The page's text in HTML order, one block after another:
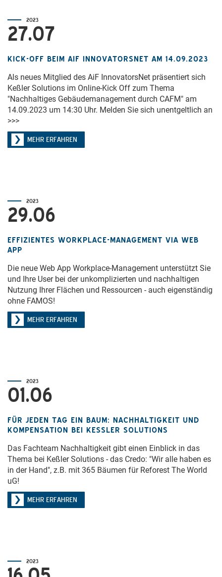
2023
27.07
KICK-OFF BEIM AIF INNOVATORSNET AM 14.09.2023
Als neues Mitglied des AiF InnovatorsNet präsentiert sich
Keßler Solutions im Online-Kick Off zum Thema
"Nachhaltiges Gebäudemanagement durch CAFM" am
14.09.2023 um 14:30 Uhr. Melden Sie sich unentgeltlich an
>>>
MEHR ERFAHREN
2023
29.06
EFFIZIENTES WORKPLACE-MANAGEMENT VIA WEB
APP
Die neue Web App Workplace-Management unterstützt Sie
und Ihre User bei der unkomplizierten und nachhaltigen
Nutzung Ihrer Flächen und Ressourcen - auch eigenständig
ohne FAMOS!
MEHR ERFAHREN
2023
01.06
FÜR JEDEN TAG EIN BAUM: NACHHALTIGKEIT UND
KOMPENSATION BEI KESSLER SOLUTIONS
Das Fachteam Nachhaltigkeit gibt einen Einblick in das
Thema bei Keßler Solutions - das Credo: "Wir alle haben es
in der Hand", z.B. mit 365 Bäumen für Reforest The World
uG!
MEHR ERFAHREN
2023